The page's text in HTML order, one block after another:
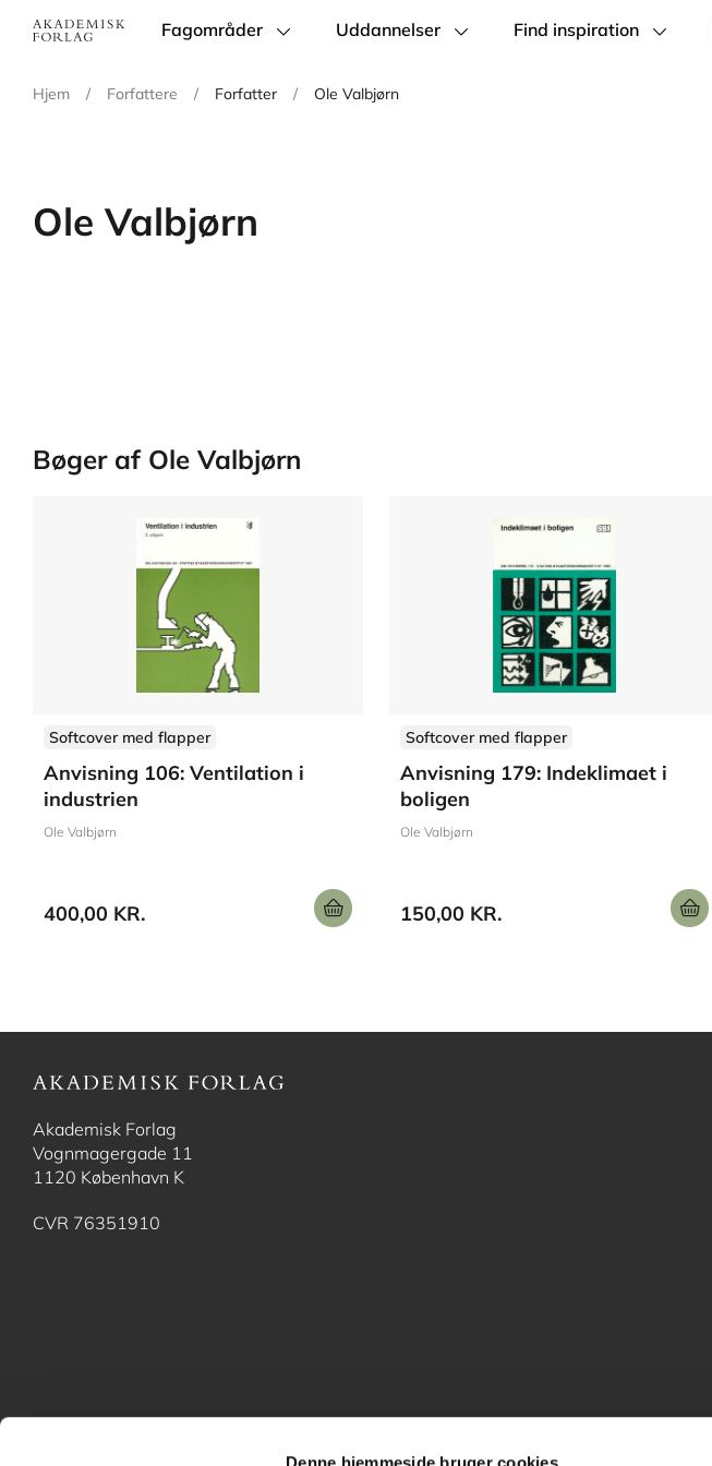
Denne hjemmeside bruger cookies
Main
Fagområder Uddannelser Find inspiration
Hjem / Forfattere / Forfatter / Ole Valbjørn
Ole Valbjørn
Bøger af Ole Valbjørn
Softcover med flapper
Anvisning 106: Ventilation i
industrien
Ole Valbjørn
400,00 KR.
Softcover med flapper
Anvisning 179: Indeklimaet i
boligen
Ole Valbjørn
150,00 KR.
Akademisk Forlag
Vognmagergade 11
1120 København K
CVR 76351910